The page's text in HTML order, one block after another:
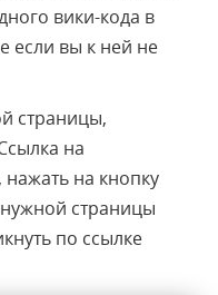
вики-кода в
если вы к ней не
страницы,
на
нажать на кнопку
страницы
по ссылке